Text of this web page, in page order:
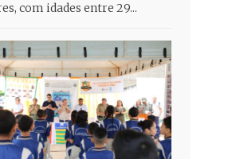
com idades entre 29...